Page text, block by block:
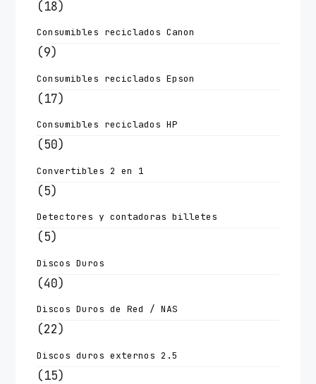
(18)
Consumibles reciclados Canon
(9)
Consumibles reciclados Epson
(17)
Consumibles reciclados HP
(50)
Convertibles 2 en 1
(5)
Detectores y contadoras billetes
(5)
Discos Duros
(40)
Discos Duros de Red / NAS
(22)
Discos duros externos 2.5
(15)